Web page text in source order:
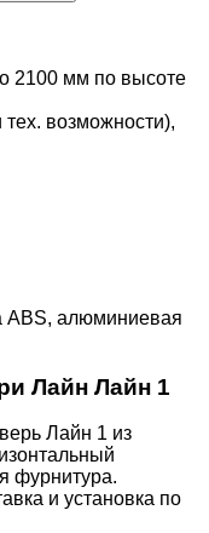
2100 мм по высоте
возможности),
ABS, алюминиевая
Лайн Лайн 1
Лайн 1 из
фурнитура.
и установка по